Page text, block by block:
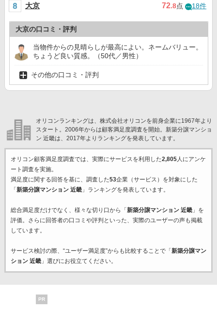
大京 72.8点 18件
大京の口コミ・評判
当物件からの見晴らしが最高によい。ネームバリュー。
ちょうど良い質感。（50代／男性）
その他の口コミ・評判
オリコンランキングは、株式会社オリコンを前身企業に1967年より
スタート。2006年からは顧客満足度調査を開始。新築分譲マンショ
ン 近畿は、2017年よりランキングを発表しています。
オリコン顧客満足度調査では、実際にサービスを利用した2,805人にアンケ
ート調査を実施。
満足度に関する回答を基に、調査した53企業（サービス）を対象にした
「 新築分譲マンション 近畿」ランキングを発表しています。
総合満足度だけでなく、様々な切り口から「 新築分譲マンション 近畿」を
評価。さらに回答者の口コミや評判といった、実際のユーザーの声も掲載
しています。
サービス検討の際、“ユーザー満足度”からも比較することで「 新築分譲マン
ション 近畿」選びにお役立てください。
PR